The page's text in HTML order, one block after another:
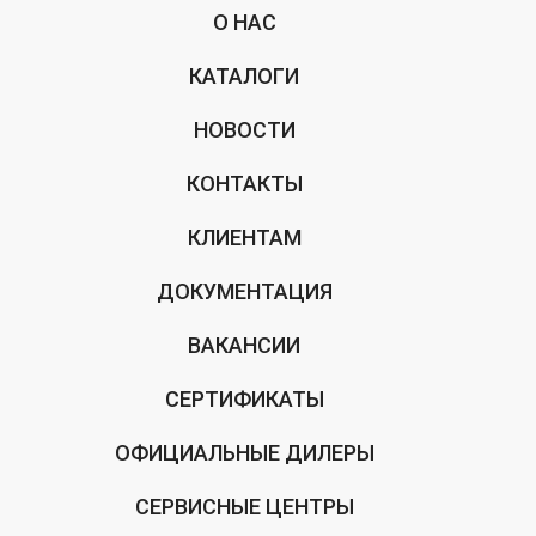
О НАС
КАТАЛОГИ
НОВОСТИ
КОНТАКТЫ
КЛИЕНТАМ
ДОКУМЕНТАЦИЯ
ВАКАНСИИ
СЕРТИФИКАТЫ
ОФИЦИАЛЬНЫЕ ДИЛЕРЫ
СЕРВИСНЫЕ ЦЕНТРЫ